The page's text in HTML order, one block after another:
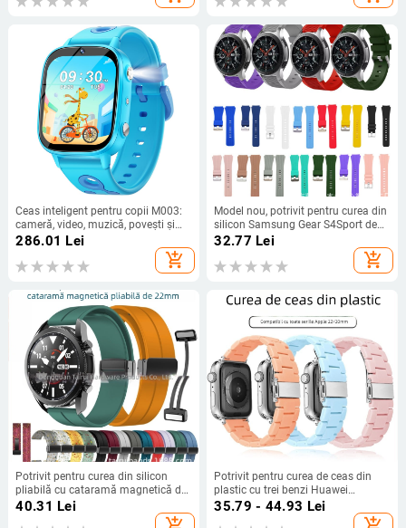
Ceas inteligent pentru copii M003:
cameră, video, muzică, povești și
jocuri, lanternă, învățarea cuvintelor,
286.01 Lei
add_shopping_cart
Model nou, potrivit pentru curea din
silicon Samsung Gear S4Sport de
22 mm, curea din silicon S4,
producător de curea Samsung
32.77 Lei
add_shopping_cart
Potrivit pentru curea din silicon
pliabilă cu cataramă magnetică de
20/22 mm pentru Samsung Watch
40.31 Lei
Potrivit pentru curea de ceas din
plastic cu trei benzi Huawei
Samsung, culoare curcubeu pur,
curea de ceas din plastic Apple
35.79 - 44.93 Lei